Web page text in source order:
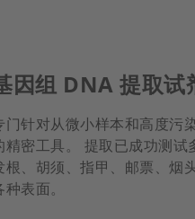
因组 DNA 提取试
门针对从微小样本和高度污
精密工具。 提取已成功测试
根、胡须、指甲、邮票、烟
种表面。